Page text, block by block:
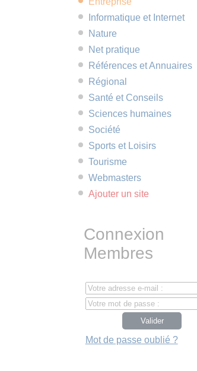
Informatique et Internet
Nature
Net pratique
Références et Annuaires
Régional
Santé et Conseils
Sciences humaines
Société
Sports et Loisirs
Tourisme
Webmasters
Ajouter un site
Connexion
Membres
Mot de passe oublié ?